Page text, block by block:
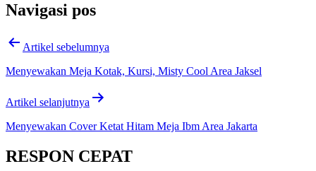
Navigasi pos
Artikel sebelumnya
Menyewakan Meja Kotak, Kursi, Misty Cool Area Jaksel
Artikel selanjutnya
Menyewakan Cover Ketat Hitam Meja Ibm Area Jakarta
RESPON CEPAT